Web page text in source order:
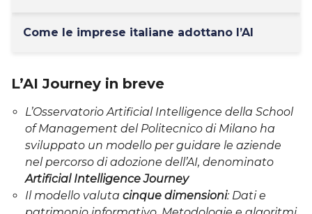
Come le imprese italiane adottano l’AI
L’AI Journey in breve
L’Osservatorio Artificial Intelligence della School
of Management del Politecnico di Milano ha
sviluppato un modello per guidare le aziende
nel percorso di adozione dell’AI, denominato
Artificial Intelligence Journey
Il modello valuta cinque dimensioni: Dati e